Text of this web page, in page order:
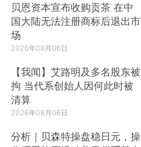
贝恩资本宣布收购贡茶 在中
国大陆无法注册商标后退出市
场
2026年08月06日
【我闻】艾路明及多名股东被
拘 当代系创始人因何此时被
清算
2026年08月06日
分析｜贝森特操盘稳日元，操